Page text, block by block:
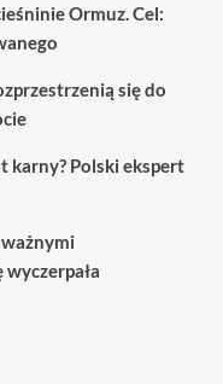
Ormuz. Cel:
się do
karny? Polski ekspert